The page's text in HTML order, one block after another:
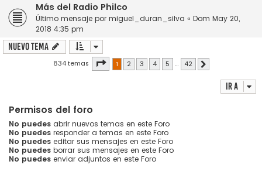
Más del Radio Philco
Último mensaje por miguel_duran_silva « Dom May 20,
2018 4:35 pm
Nuevo Tema
834 temas Página de 42
1 2 3 4 5 … 42
Ir a
Permisos del foro
No puedes abrir nuevos temas en este Foro
No puedes responder a temas en este Foro
No puedes editar sus mensajes en este Foro
No puedes borrar sus mensajes en este Foro
No puedes enviar adjuntos en este Foro